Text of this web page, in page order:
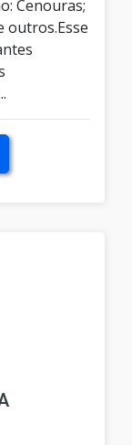
Cenouras;
outros.Esse